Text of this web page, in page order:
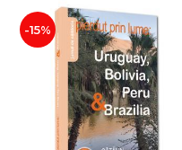
-15%